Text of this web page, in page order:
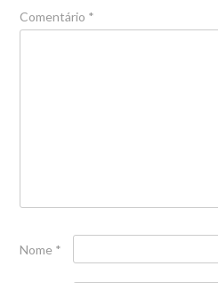
Comentário *
Nome *